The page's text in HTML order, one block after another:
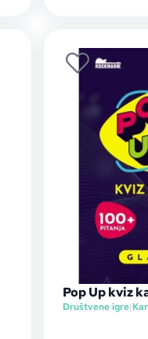
Pop Up kviz
Društvene igre|